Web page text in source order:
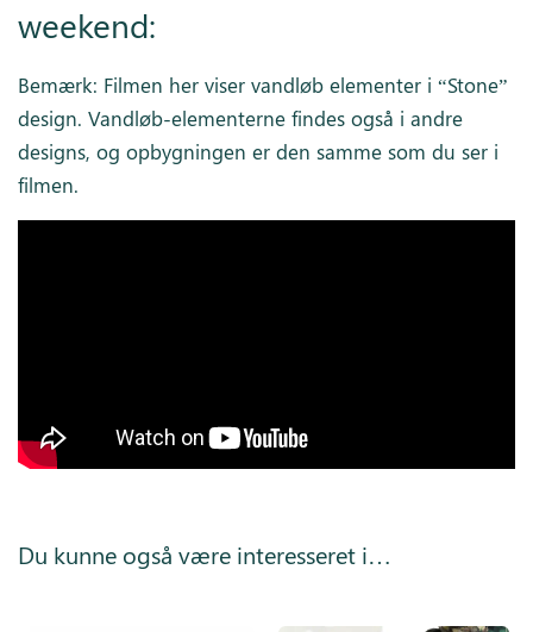
weekend:
Bemærk: Filmen her viser vandløb elementer i “Stone”
design. Vandløb-elementerne findes også i andre
designs, og opbygningen er den samme som du ser i
filmen.
Du kunne også være interesseret i…